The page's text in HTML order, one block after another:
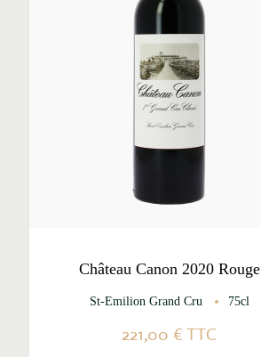
Château Canon 2020 Rouge
St-Emilion Grand Cru 75cl
221,00 €TTC